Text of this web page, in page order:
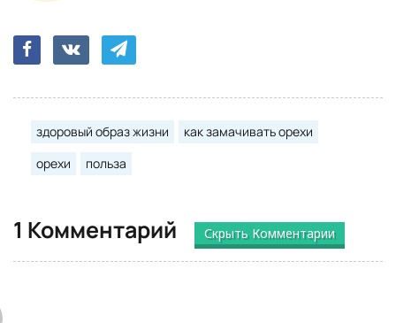
здоровый образ жизни
как замачивать орехи
орехи
польза
1 Комментарий Скрыть Комментарии